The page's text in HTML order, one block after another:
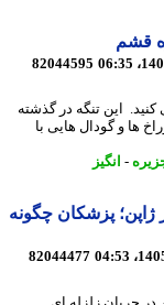
82044595
این تنگه در گذشته
و گودال هایی با
-انگیز
ریشتری در ژاپن؛ پزشکان چگونه
82044477